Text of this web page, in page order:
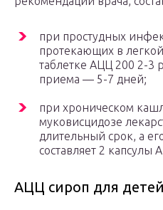
при простудных
протекающих в
таблетке АЦЦ 200 2-3
приема — 5-7 дней;
при хроническом
муковисцидозе
длительный срок, а
составляет 2 капсулы
АЦЦ сироп для